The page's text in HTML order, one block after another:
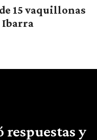
15 vaquillonas
Ibarra
y